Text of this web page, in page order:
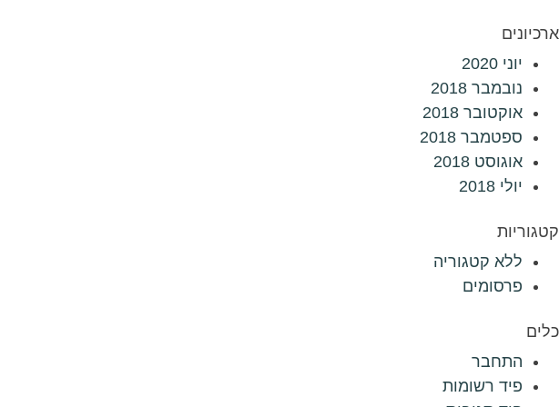
ארכיונים
יוני 2020
נובמבר 2018
אוקטובר 2018
ספטמבר 2018
אוגוסט 2018
יולי 2018
קטגוריות
ללא קטגוריה
פרסומים
כלים
התחבר
פיד רשומות